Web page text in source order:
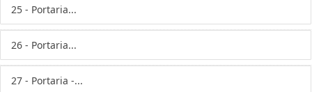
25 - Portaria...
26 - Portaria...
27 - Portaria -...